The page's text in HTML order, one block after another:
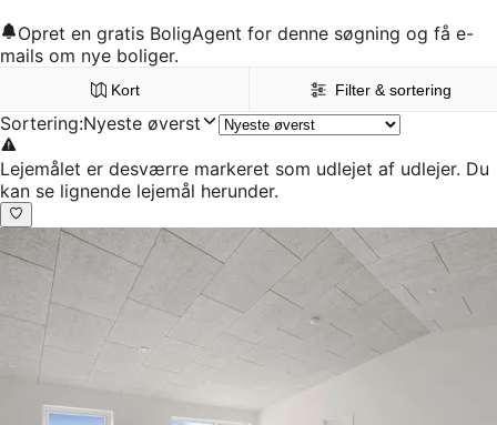
Opret en gratis BoligAgent for denne søgning og få e-
mails om nye boliger.
Kort Filter & sortering
Sortering:Nyeste øverst
Lejemålet er desværre markeret som udlejet af udlejer. Du
kan se lignende lejemål herunder.